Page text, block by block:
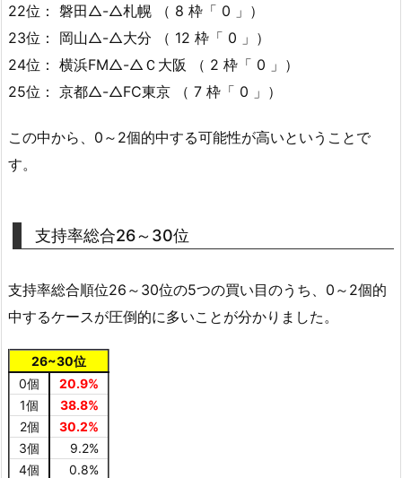
22位： 磐田△-△札幌 （ 8 枠「 0 」）
23位： 岡山△-△大分 （ 12 枠「 0 」）
24位： 横浜FM△-△Ｃ大阪 （ 2 枠「 0 」）
25位： 京都△-△FC東京 （ 7 枠「 0 」）
この中から、0～2個的中する可能性が高いということで
す。
支持率総合26～30位
支持率総合順位26～30位の5つの買い目のうち、0～2個的
中するケースが圧倒的に多いことが分かりました。
26~30位
0個
20.9%
1個
38.8%
2個
30.2%
3個
9.2%
4個
0.8%